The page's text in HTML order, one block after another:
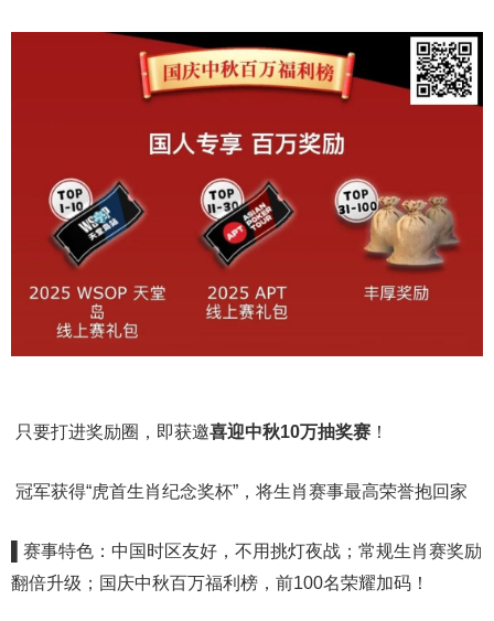
只要打进奖励圈，即获邀喜迎中秋10万抽奖赛 ！
冠军获得“虎首生肖纪念奖杯”，将生肖赛事最高荣誉抱回家
▌赛事特色：中国时区友好，不用挑灯夜战；常规生肖赛奖励
翻倍升级；国庆中秋百万福利榜，前100名荣耀加码！